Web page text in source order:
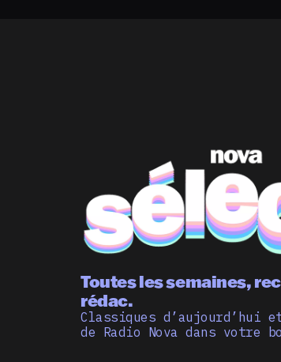
Toutes les semaines,
rédac.
Classiques d’aujourd’hui
de Radio Nova dans